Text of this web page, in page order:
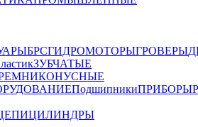
БРСГИДРОМОТОРЫГРОВЕРЫ
ЗУБЧАТЫЕ
КОНУСНЫЕ
ПодшипникиПРИБОРЫ
ЦИЛИНДРЫ